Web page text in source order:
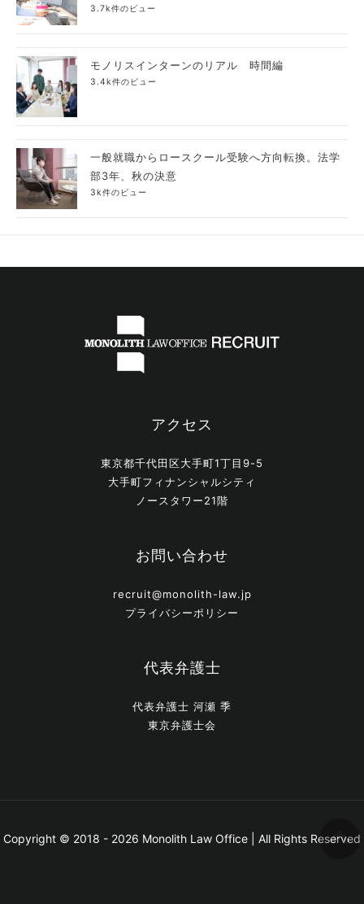
3.7k件のビュー
モノリスインターンのリアル 時間編
3.4k件のビュー
一般就職からロースクール受験へ方向転換。法学
部3年、秋の決意
3k件のビュー
アクセス
東京都千代田区大手町1丁目9-5
大手町フィナンシャルシティ
ノースタワー21階
お問い合わせ
recruit@monolith-law.jp
プライバシーポリシー
代表弁護士
代表弁護士 河瀬 季
東京弁護士会
Copyright © 2018 - 2026 Monolith Law Office | All Rights Reserved